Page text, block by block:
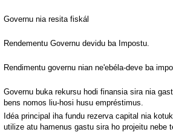
Governu nia resita fiskál
Rendementu Governu devidu ba Impostu.
Rendimentu governu nian ne'ebéla-deve ba
Governu buka rekursu hodi finansia sira nia
bens nomos liu-hosi husu empréstimus.
Idéa principal iha fundu rezerva capital nia
utilize atu hamenus gastu sira ho projeitu nebe